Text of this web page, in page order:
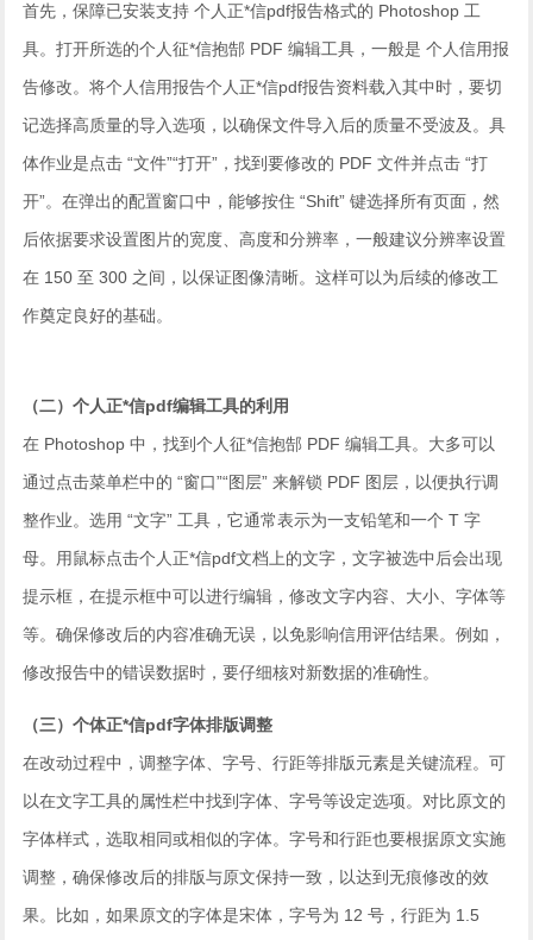
首先，保障已安装支持 个人正*信pdf报告格式的 Photoshop 工
具。打开所选的个人征*信抱郜 PDF 编辑工具，一般是 个人信用报
告修改。将个人信用报告个人正*信pdf报告资料载入其中时，要切
记选择高质量的导入选项，以确保文件导入后的质量不受波及。具
体作业是点击 “文件”“打开”，找到要修改的 PDF 文件并点击 “打
开”。在弹出的配置窗口中，能够按住 “Shift” 键选择所有页面，然
后依据要求设置图片的宽度、高度和分辨率，一般建议分辨率设置
在 150 至 300 之间，以保证图像清晰。这样可以为后续的修改工
作奠定良好的基础。
（二）个人正*信pdf编辑工具的利用
在 Photoshop 中，找到个人征*信抱郜 PDF 编辑工具。大多可以
通过点击菜单栏中的 “窗口”“图层” 来解锁 PDF 图层，以便执行调
整作业。选用 “文字” 工具，它通常表示为一支铅笔和一个 T 字
母。用鼠标点击个人正*信pdf文档上的文字，文字被选中后会出现
提示框，在提示框中可以进行编辑，修改文字内容、大小、字体等
等。确保修改后的内容准确无误，以免影响信用评估结果。例如，
修改报告中的错误数据时，要仔细核对新数据的准确性。
（三）个体正*信pdf字体排版调整
在改动过程中，调整字体、字号、行距等排版元素是关键流程。可
以在文字工具的属性栏中找到字体、字号等设定选项。对比原文的
字体样式，选取相同或相似的字体。字号和行距也要根据原文实施
调整，确保修改后的排版与原文保持一致，以达到无痕修改的效
果。比如，如果原文的字体是宋体，字号为 12 号，行距为 1.5